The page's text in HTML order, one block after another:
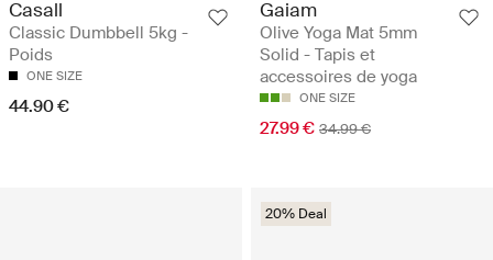
Casall
Classic Dumbbell 5kg -
Poids
ONE SIZE
44.90 €
Gaiam
Olive Yoga Mat 5mm
Solid - Tapis et
accessoires de yoga
ONE SIZE
27.99 € 34.99 €
20% Deal